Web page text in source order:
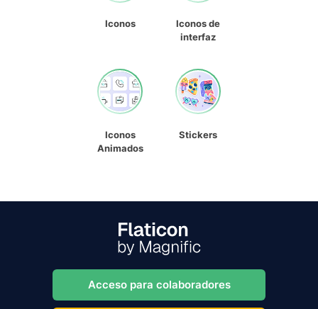
Iconos
Iconos de
interfaz
Iconos
Animados
Stickers
Acceso para colaboradores